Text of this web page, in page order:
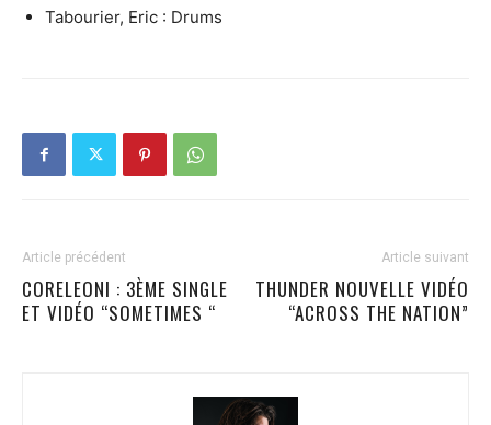
Tabourier, Eric : Drums
Article précédent
CORELEONI : 3ÈME SINGLE
ET VIDÉO “SOMETIMES “
Article suivant
THUNDER NOUVELLE VIDÉO
“ACROSS THE NATION”